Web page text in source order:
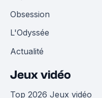
Obsession
L'Odyssée
Actualité
Jeux vidéo
Top 2026 Jeux vidéo